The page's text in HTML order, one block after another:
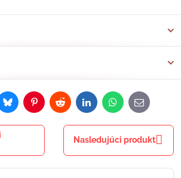
BlueskyPinterestRedditLinkedInWhatsApp
E-
mail
Nasledujúci produkt